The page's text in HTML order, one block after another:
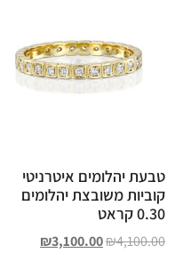
טבעת יהלומים איטרניטי
קוביות משובצת יהלומים
0.30 קראט
₪4,100.00
₪3,100.00